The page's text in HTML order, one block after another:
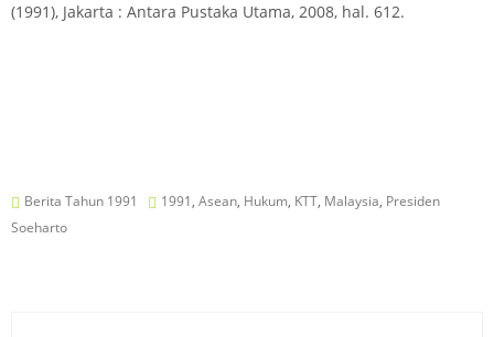
(1991), Jakarta : Antara Pustaka Utama, 2008, hal. 612.
Berita Tahun 1991 1991, Asean, Hukum, KTT, Malaysia, Presiden
Soeharto